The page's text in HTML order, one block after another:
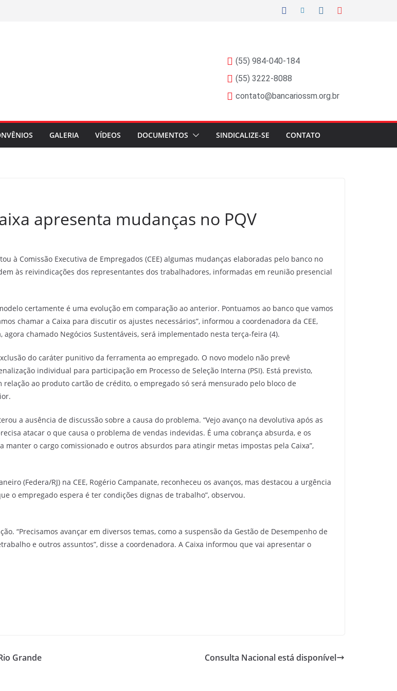
(55) 984-040-184
(55) 3222-8088
contato@bancariossm.org.br
GALERIA VÍDEOS DOCUMENTOS SINDICALIZE-SE CONTATO
apresenta mudanças no PQV
à Comissão Executiva de Empregados (CEE) algumas mudanças elaboradas pelo banco no
às reivindicações dos representantes dos trabalhadores, informadas em reunião presencial
certamente é uma evolução em comparação ao anterior. Pontuamos ao banco que vamos
chamar a Caixa para discutir os ajustes necessários”, informou a coordenadora da CEE,
chamado Negócios Sustentáveis, será implementado nesta terça-feira (4).
do caráter punitivo da ferramenta ao empregado. O novo modelo não prevê
individual para participação em Processo de Seleção Interna (PSI). Está previsto,
ao produto cartão de crédito, o empregado só será mensurado pelo bloco de
a ausência de discussão sobre a causa do problema. “Vejo avanço na devolutiva após as
atacar o que causa o problema de vendas indevidas. É uma cobrança absurda, e os
o cargo comissionado e outros absurdos para atingir metas impostas pela Caixa”,
(Federa/RJ) na CEE, Rogério Campanate, reconheceu os avanços, mas destacou a urgência
o empregado espera é ter condições dignas de trabalho”, observou.
“Precisamos avançar em diversos temas, como a suspensão da Gestão de Desempenho de
e outros assuntos”, disse a coordenadora. A Caixa informou que vai apresentar o
Grande
Consulta Nacional está disponível